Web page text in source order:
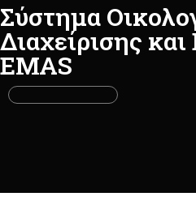
Σύστημα
Διαχείρισης
EMAS